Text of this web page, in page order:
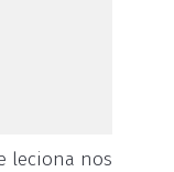
leciona nos